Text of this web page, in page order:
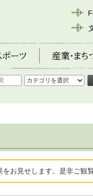
産業・まちづくり
お見せします。是非ご観覧